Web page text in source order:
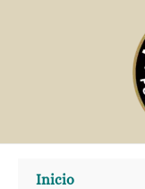
Inicio